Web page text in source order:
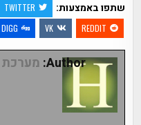
שתפו באמצעות:
TWITTER
REDDIT
VK
DIGG
Author: